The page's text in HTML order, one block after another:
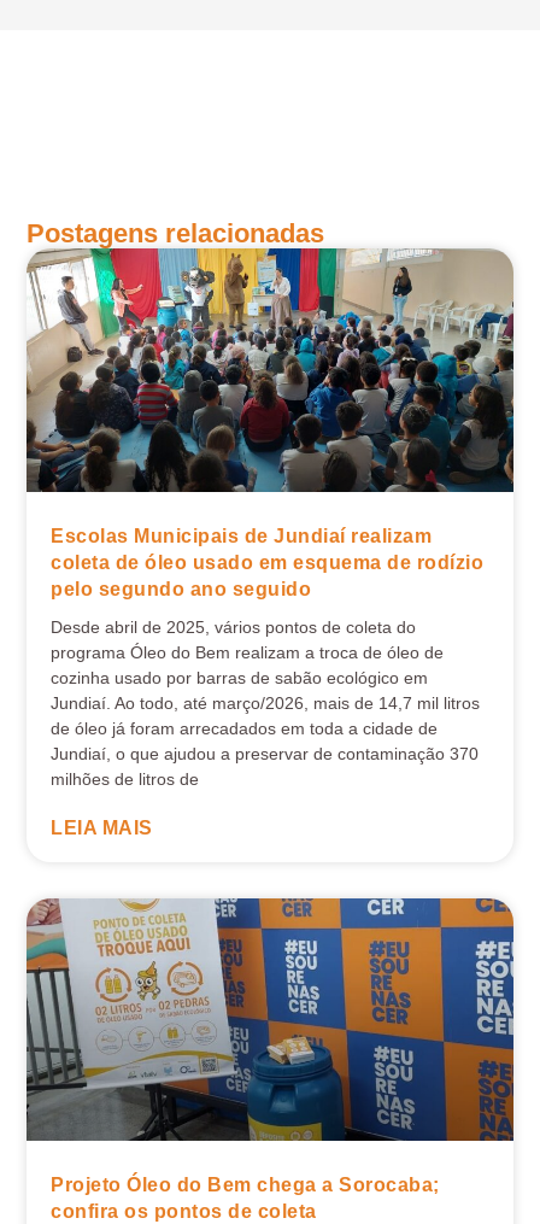
Postagens relacionadas
Escolas Municipais de Jundiaí realizam
coleta de óleo usado em esquema de rodízio
pelo segundo ano seguido
Desde abril de 2025, vários pontos de coleta do
programa Óleo do Bem realizam a troca de óleo de
cozinha usado por barras de sabão ecológico em
Jundiaí. Ao todo, até março/2026, mais de 14,7 mil litros
de óleo já foram arrecadados em toda a cidade de
Jundiaí, o que ajudou a preservar de contaminação 370
milhões de litros de
LEIA MAIS
Projeto Óleo do Bem chega a Sorocaba;
confira os pontos de coleta